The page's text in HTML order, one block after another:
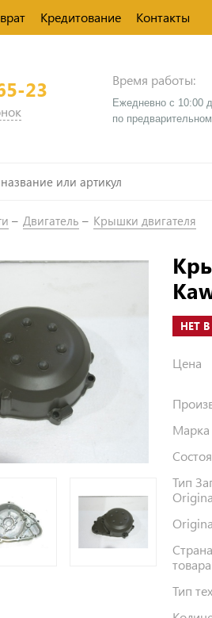
Кредитование Контакты
23 Время работы:
Ежедневно с 10:00
​по
Двигатель Крышки двигателя
НЕТ
Цена
Марка
Тип
товара
Тип